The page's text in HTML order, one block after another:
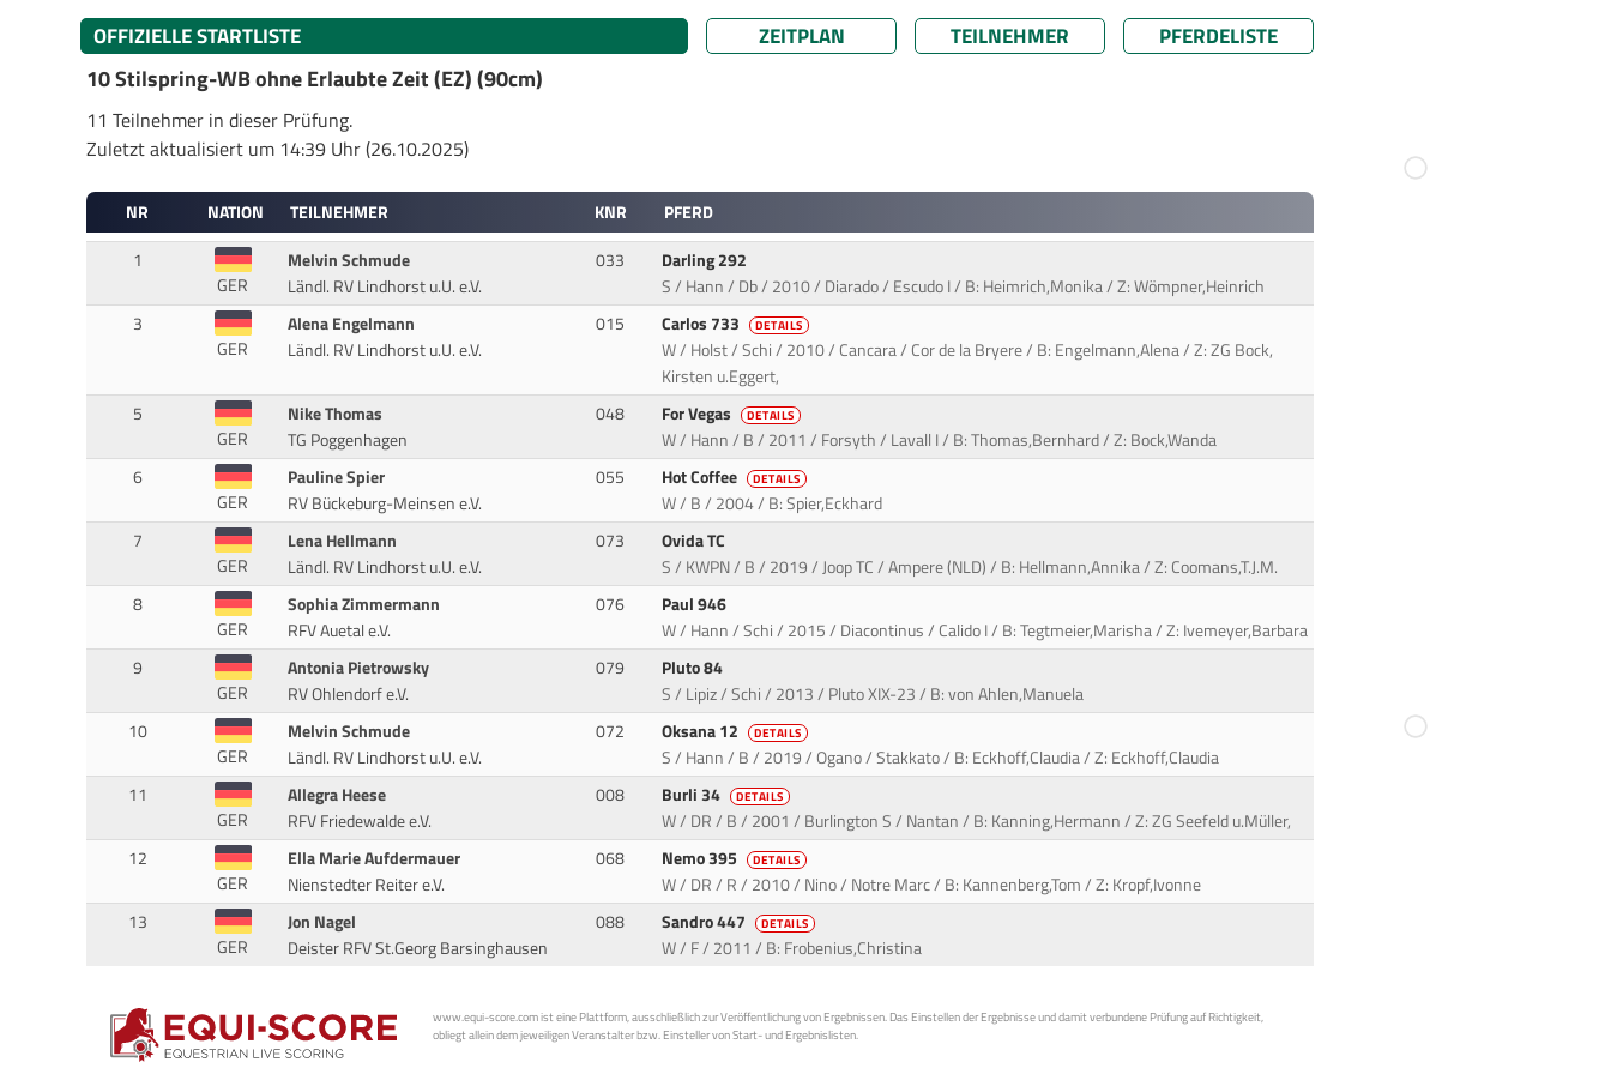
OFFIZIELLE STARTLISTE ZEITPLAN TEILNEHMER
PFERDELISTE
10 Stilspring-WB ohne Erlaubte Zeit (EZ) (90cm)
11 Teilnehmer in dieser Prüfung.
Zuletzt aktualisiert um 14:39 Uhr (26.10.2025)
NR NATION TEILNEHMER KNR
PFERD
1
GER
Melvin Schmude
Ländl. RV Lindhorst u.U. e.V.
033
Darling 292
S / Hann / Db / 2010 / Diarado / Escudo I / B: Heimrich,Monika / Z: Wömpner,Heinrich
3
GER
Alena Engelmann
Ländl. RV Lindhorst u.U. e.V.
015 Carlos 733 DETAILS
W / Holst / Schi / 2010 / Cancara / Cor de la Bryere / B: Engelmann,Alena / Z: ZG Bock,
Kirsten u.Eggert,
5
GER
Nike Thomas
TG Poggenhagen
048 For Vegas DETAILS
W / Hann / B / 2011 / Forsyth / Lavall I / B: Thomas,Bernhard / Z: Bock,Wanda
6
GER
Pauline Spier
RV Bückeburg-Meinsen e.V.
055 Hot Coffee DETAILS
W / B / 2004 / B: Spier,Eckhard
7
GER
Lena Hellmann
Ländl. RV Lindhorst u.U. e.V.
073
Ovida TC
S / KWPN / B / 2019 / Joop TC / Ampere (NLD) / B: Hellmann,Annika / Z: Coomans,T.J.M.
8
GER
Sophia Zimmermann
RFV Auetal e.V.
076
Paul 946
W / Hann / Schi / 2015 / Diacontinus / Calido I / B: Tegtmeier,Marisha / Z: Ivemeyer,Barbara
9
GER
Antonia Pietrowsky
RV Ohlendorf e.V.
079
Pluto 84
S / Lipiz / Schi / 2013 / Pluto XIX-23 / B: von Ahlen,Manuela
10
GER
Melvin Schmude
Ländl. RV Lindhorst u.U. e.V.
072 Oksana 12 DETAILS
S / Hann / B / 2019 / Ogano / Stakkato / B: Eckhoff,Claudia / Z: Eckhoff,Claudia
11
GER
Allegra Heese
RFV Friedewalde e.V.
008 Burli 34 DETAILS
W / DR / B / 2001 / Burlington S / Nantan / B: Kanning,Hermann / Z: ZG Seefeld u.Müller,
12
GER
Ella Marie Aufdermauer
Nienstedter Reiter e.V.
068 Nemo 395 DETAILS
W / DR / R / 2010 / Nino / Notre Marc / B: Kannenberg,Tom / Z: Kropf,Ivonne
13
GER
Jon Nagel
Deister RFV St.Georg Barsinghausen
088 Sandro 447 DETAILS
W / F / 2011 / B: Frobenius,Christina
www.equi-score.com ist eine Plattform, ausschließlich zur Veröffentlichung von Ergebnissen. Das Einstellen der Ergebnisse und damit verbundene Prüfung auf Richtigkeit,
obliegt allein dem jeweiligen Veranstalter bzw. Einsteller von Start- und Ergebnislisten.